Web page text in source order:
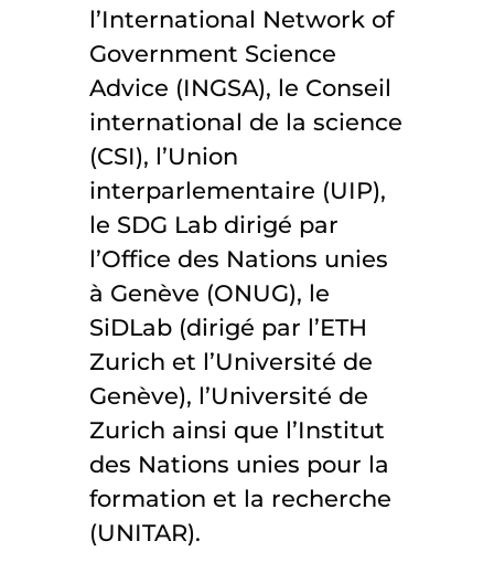
l’International Network of
Government Science
Advice (INGSA), le Conseil
international de la science
(CSI), l’Union
interparlementaire (UIP),
le SDG Lab dirigé par
l’Office des Nations unies
à Genève (ONUG), le
SiDLab (dirigé par l’ETH
Zurich et l’Université de
Genève), l’Université de
Zurich ainsi que l’Institut
des Nations unies pour la
formation et la recherche
(UNITAR).